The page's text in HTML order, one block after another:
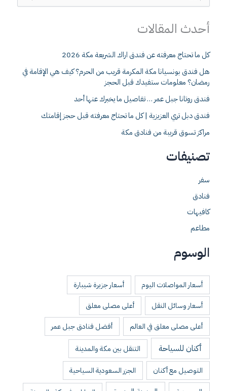
ل
ح
ث
ن
أحدث المقالات
كل ما تحتاج معرفته عن فندق اراك الشريعة مكة 2026
هل فندق بونسيانا مكة المكرمة قريب من الحرم؟ كيف هي الإقامة في
رمضان؟ معلومات ستفيدك قبل الحجز
فندق روتانا جبل عمر … تفاصيل ما يخبرك عنها أحد
فندق دبل تري العزيزية | كل ما تحتاج معرفته قبل حجز إقامتك
مراكز تسوق قريبة من فنادق مكة
تصنيفات
سفر
فنادق
كافيهات
مطاعم
الوسوم
أسعار المواصلات اليوم
أسعار جزيرة شيبارة
أسعار وسائل النقل
أعلى مصلى معلق
أعلى مصلى معلق في العالم
أفضل فنادق جبل عمر
أكنان للسياحة التنقل بين مكة والمدينة
التوصيل مع أكنان الجزر السعودية السياحية